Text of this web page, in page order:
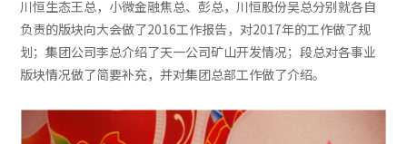
川恒生态王总，小微金融焦总、彭总，川恒股份吴总分别就各自
负责的版块向大会做了2016工作报告，对2017年的工作做了规
划；集团公司李总介绍了天一公司矿山开发情况；段总对各事业
版块情况做了简要补充，并对集团总部工作做了介绍。